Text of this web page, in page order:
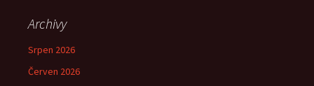
Archivy
Srpen 2026
Červen 2026